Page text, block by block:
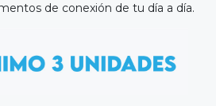
de conexión de tu día a día.